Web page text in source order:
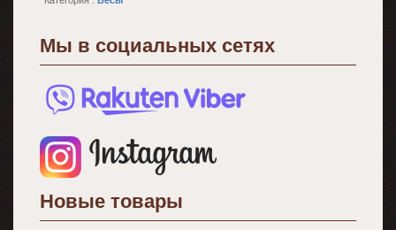
Мы в социальных сетях
Новые товары